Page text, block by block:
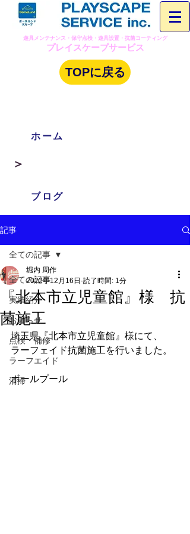
​遊具メンテナンス・保守点検・遊具設置・抗菌コーティング
プレイスケープサービス
TOPに戻る
ホーム
​＞
ブログ
記事
全ての記事
実績紹介
お知らせ
点検・補修
ラーフエイド
清掃
全ての記事
『北本市立児童館』様 抗
菌施工
堀内 周作
2022年12月16日 読了時間: 1分
埼玉県『北本市立児童館』様にて、
ラーフェイド抗菌施工を行いました。
ボールプール